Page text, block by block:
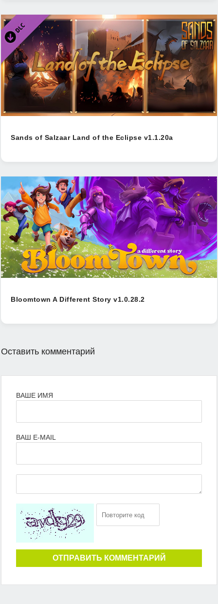
Sands of Salzaar Land of the Eclipse v1.1.20a
Bloomtown A Different Story v1.0.28.2
Оставить комментарий
ВАШЕ ИМЯ
ВАШ E-MAIL
ОТПРАВИТЬ КОММЕНТАРИЙ